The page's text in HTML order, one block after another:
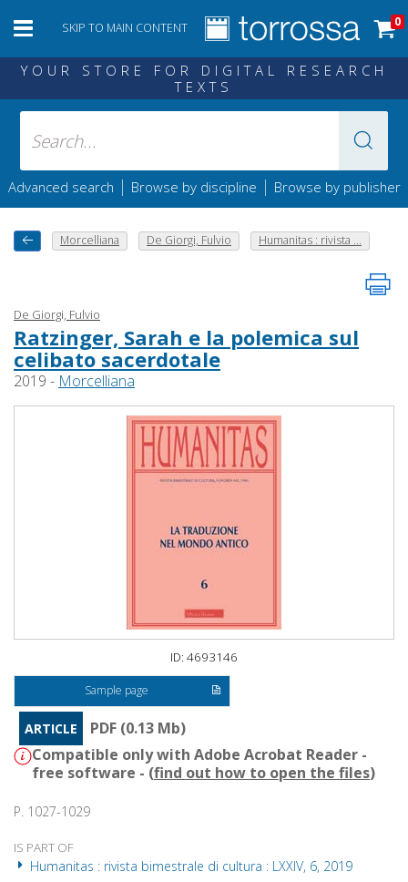
SKIP TO MAIN CONTENT 0
YOUR STORE FOR DIGITAL RESEARCH
TEXTS
Advanced search | Browse by discipline | Browse by publisher
Morcelliana De Giorgi, Fulvio Humanitas : rivista ...
De Giorgi, Fulvio
Ratzinger, Sarah e la polemica sul
celibato sacerdotale
2019 - Morcelliana
ID: 4693146
Sample page
ARTICLE
PDF (0.13 Mb)
Compatible only with Adobe Acrobat Reader -
free software - (find out how to open the files)
P. 1027-1029
IS PART OF
Humanitas : rivista bimestrale di cultura : LXXIV, 6, 2019